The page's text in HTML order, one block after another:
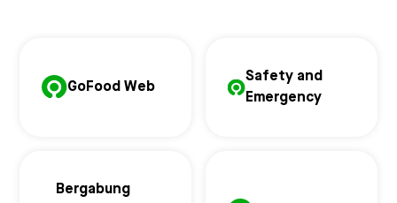
GoFood Web
Safety and
Emergency
Bergabung